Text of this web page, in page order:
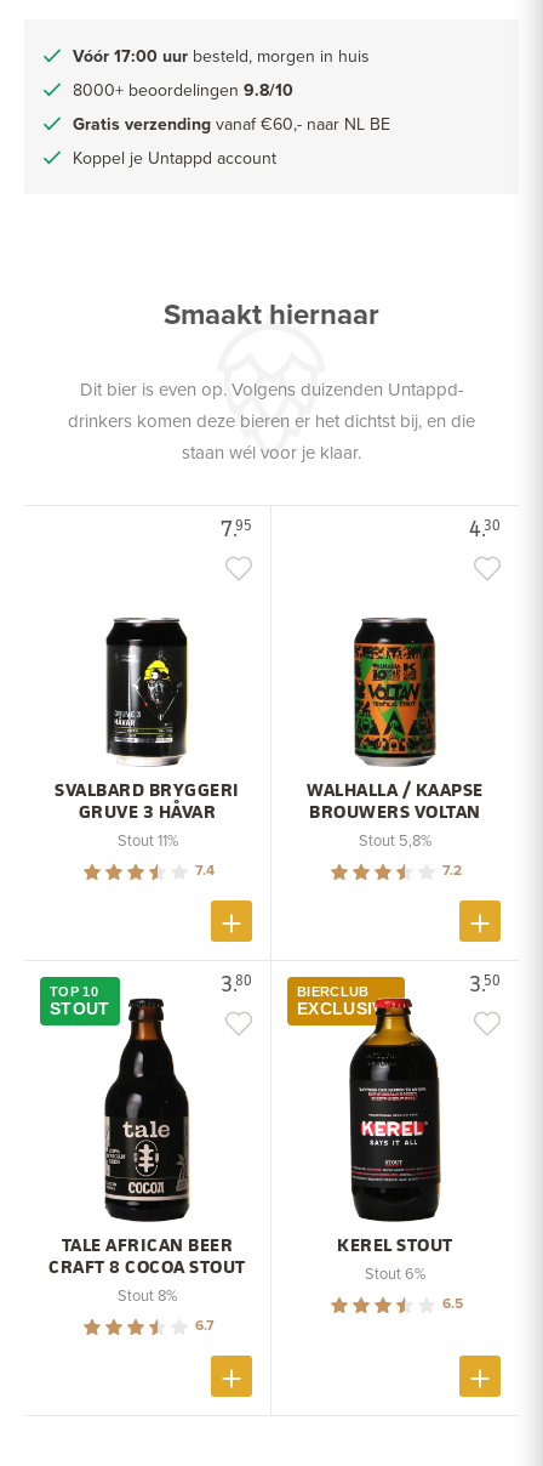
Vóór 17:00 uur besteld, morgen in huis
8000+ beoordelingen 9.8/10
Gratis verzending vanaf €60,- naar NL BE
Koppel je Untappd account
Smaakt hiernaar
Dit bier is even op. Volgens duizenden Untappd-
drinkers komen deze bieren er het dichtst bij, en die
staan wél voor je klaar.
7.95
SVALBARD BRYGGERI
GRUVE 3 HÅVAR
Stout 11%
7.4
4.30
WALHALLA / KAAPSE
BROUWERS VOLTAN
Stout 5,8%
7.2
3.80
TOP 10
STOUT
TALE AFRICAN BEER
CRAFT 8 COCOA STOUT
Stout 8%
6.7
3.50
BIERCLUB
EXCLUSIVE
KEREL STOUT
Stout 6%
6.5